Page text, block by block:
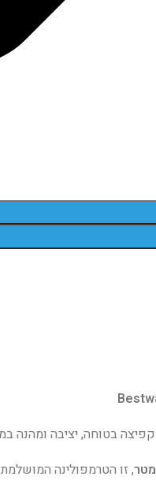
קפיצה בטוחה, יציבה
, זו הטרמפולינה